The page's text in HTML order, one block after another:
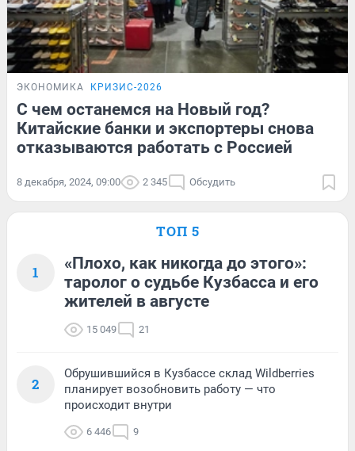
ЭКОНОМИКА КРИЗИС-2026
С чем останемся на Новый год?
Китайские банки и экспортеры снова
отказываются работать с Россией
8 декабря, 2024, 09:00 2 345 Обсудить
ТОП 5
1
«Плохо, как никогда до этого»:
таролог о судьбе Кузбасса и его
жителей в августе
15 049 21
2
Обрушившийся в Кузбассе склад Wildberries
планирует возобновить работу — что
происходит внутри
6 446 9